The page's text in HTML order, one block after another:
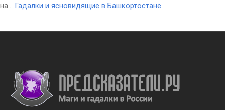
на... Гадалки и ясновидящие в Башкортостане